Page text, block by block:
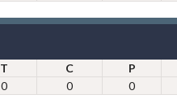
T C P
0
0 0